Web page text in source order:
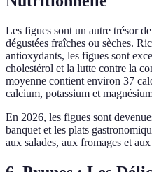
Les figues sont un autre trésor
dégustées fraîches ou sèches.
antioxydants, les figues sont
cholestérol et la lutte contre la
moyenne contient environ 37
calcium, potassium et
En 2026, les figues sont
banquet et les plats
aux salades, aux fromages et